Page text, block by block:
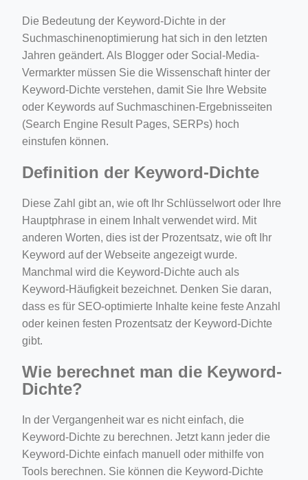
feed-calculator
co-work?lat=37.49813&lng=127.0284&zoom=16
shredder-plant-equipment/scrap-shredder-fabrication
Die Bedeutung der Keyword-Dichte in der
Suchmaschinenoptimierung hat sich in den letzten
Jahren geändert. Als Blogger oder Social-Media-
Vermarkter müssen Sie die Wissenschaft hinter der
Keyword-Dichte verstehen, damit Sie Ihre Website
oder Keywords auf Suchmaschinen-Ergebnisseiten
(Search Engine Result Pages, SERPs) hoch
einstufen können.
Definition der Keyword-Dichte
Diese Zahl gibt an, wie oft Ihr Schlüsselwort oder Ihre
Hauptphrase in einem Inhalt verwendet wird. Mit
anderen Worten, dies ist der Prozentsatz, wie oft Ihr
Keyword auf der Webseite angezeigt wurde.
Manchmal wird die Keyword-Dichte auch als
Keyword-Häufigkeit bezeichnet. Denken Sie daran,
dass es für SEO-optimierte Inhalte keine feste Anzahl
oder keinen festen Prozentsatz der Keyword-Dichte
gibt.
Wie berechnet man die Keyword-
Dichte?
In der Vergangenheit war es nicht einfach, die
Keyword-Dichte zu berechnen. Jetzt kann jeder die
Keyword-Dichte einfach manuell oder mithilfe von
Tools berechnen. Sie können die Keyword-Dichte